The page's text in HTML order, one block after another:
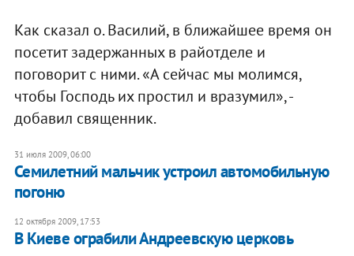
Как сказал о. Василий, в ближайшее время он
посетит задержанных в райотделе и
поговорит с ними. «А сейчас мы молимся,
чтобы Господь их простил и вразумил», -
добавил священник.
31 июля 2009, 06:00
Семилетний мальчик устроил автомобильную
погоню
12 октября 2009, 17:53
В Киеве ограбили Андреевскую церковь